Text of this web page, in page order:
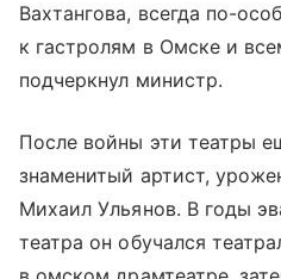
Вахтангова, всегда по-
к гастролям в Омске и
подчеркнул министр.
После войны эти театры
знаменитый артист,
Михаил Ульянов. В годы
театра он обучался